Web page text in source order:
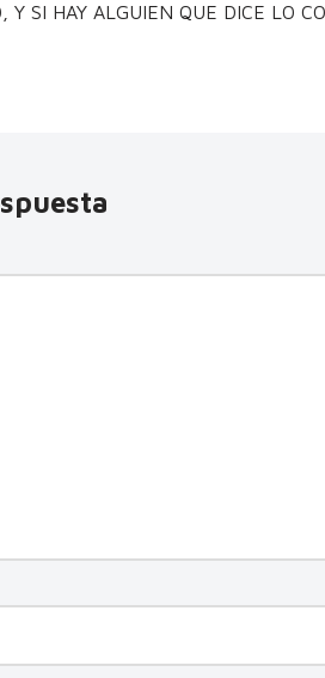
Y SI HAY ALGUIEN QUE DICE LO